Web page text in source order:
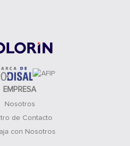
EMPRESA
Nosotros
de Contacto
con Nosotros